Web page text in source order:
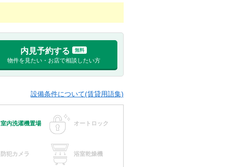
内見予約する 無料
物件を見たい・お店で相談したい方
設備条件について(賃貸用語集)
室内洗濯機置場 オートロック
防犯カメラ 浴室乾燥機